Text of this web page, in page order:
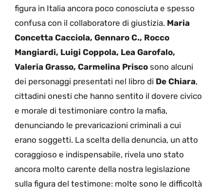
figura in Italia ancora poco conosciuta e spesso
confusa con il collaboratore di giustizia. Maria
Concetta Cacciola, Gennaro C., Rocco
Mangiardi, Luigi Coppola, Lea Garofalo,
Valeria Grasso, Carmelina Prisco sono alcuni
dei personaggi presentati nel libro di De Chiara,
cittadini onesti che hanno sentito il dovere civico
e morale di testimoniare contro la mafia,
denunciando le prevaricazioni criminali a cui
erano soggetti. La scelta della denuncia, un atto
coraggioso e indispensabile, rivela uno stato
ancora molto carente della nostra legislazione
sulla figura del testimone: molte sono le difficoltà